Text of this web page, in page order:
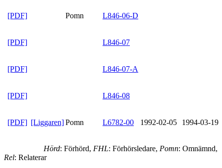
[PDF] Pomn L846-06-D
[PDF] L846-07
[PDF] L846-07-A
[PDF] L846-08
[PDF] [Liggaren]Pomn L6782-00 1992-02-05 1994-03-19
Hörd: Förhörd, FHL: Förhörsledare, Pomn: Omnämnd,
Rel: Relaterar